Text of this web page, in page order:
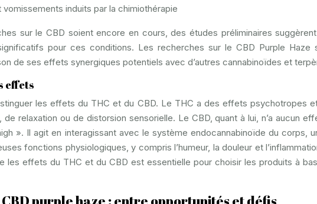
vomissements induits par la chimiothérapie
sur le CBD soient encore en cours, des études préliminaires
pour ces conditions. Les recherches sur le CBD Purple Haze
de ses effets synergiques potentiels avec d’autres cannabinoïdes et
effets
les effets du THC et du CBD. Le THC a des effets psychotropes
de relaxation ou de distorsion sensorielle. Le CBD, quant à lui, n’a aucun
». Il agit en interagissant avec le système endocannabinoïde du corps,
fonctions physiologiques, y compris l’humeur, la douleur et
les effets du THC et du CBD est essentielle pour choisir les produits à